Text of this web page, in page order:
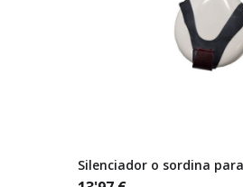
Silenciador o sordina